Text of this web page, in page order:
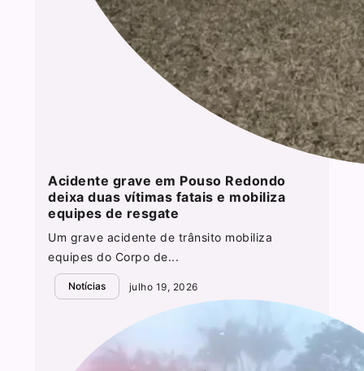
Acidente grave em Pouso Redondo
deixa duas vítimas fatais e mobiliza
equipes de resgate
Um grave acidente de trânsito mobiliza
equipes do Corpo de...
Notícias julho 19, 2026